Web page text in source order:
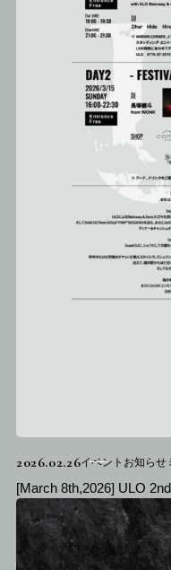
2026.02.26イベントお知らせ
[March 8th,2026] ULO